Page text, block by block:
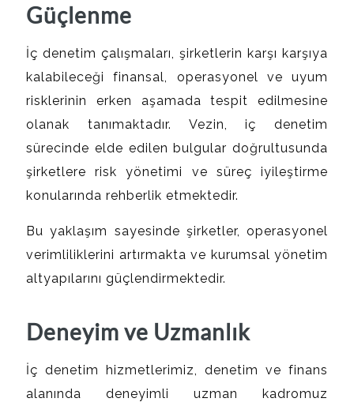
Güçlenme
İç denetim çalışmaları, şirketlerin karşı karşıya
kalabileceği finansal, operasyonel ve uyum
risklerinin erken aşamada tespit edilmesine
olanak tanımaktadır. Vezin, iç denetim
sürecinde elde edilen bulgular doğrultusunda
şirketlere risk yönetimi ve süreç iyileştirme
konularında rehberlik etmektedir.
Bu yaklaşım sayesinde şirketler, operasyonel
verimliliklerini artırmakta ve kurumsal yönetim
altyapılarını güçlendirmektedir.
Deneyim ve Uzmanlık
İç denetim hizmetlerimiz, denetim ve finans
alanında deneyimli uzman kadromuz